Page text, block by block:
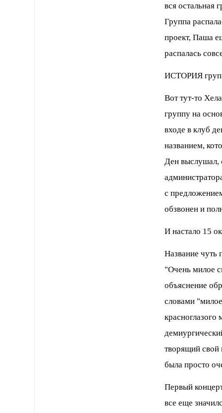
вся остальная
Группа
проект, Паша
распалась
ИСТОРИЯ
Вот тут-то
группу на
входе в клуб
названием,
Ден выслушал,
с
обзвонен и
И настало 15
Название чуть
"Очень милое
объяснение
словами
красноглазого
творящий свой
была просто
Первый
все еще